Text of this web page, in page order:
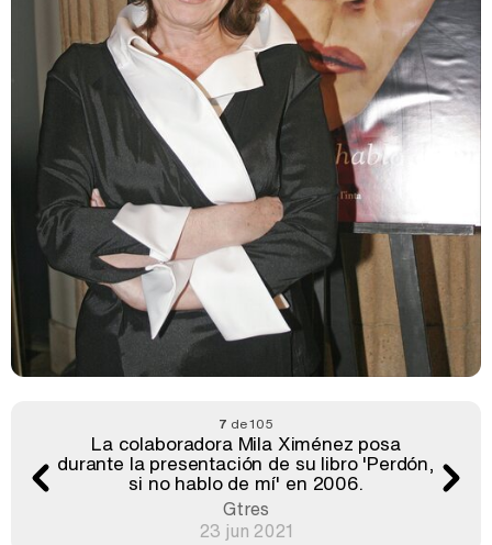
7 de 105
La colaboradora Mila Ximénez posa
durante la presentación de su libro 'Perdón,
si no hablo de mí' en 2006.
Gtres
23 jun 2021